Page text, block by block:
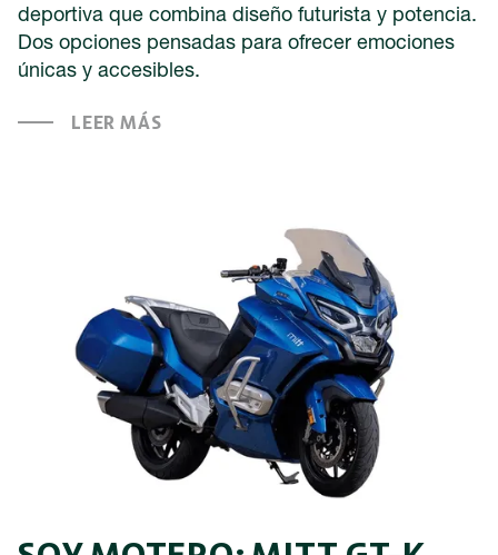
deportiva que combina diseño futurista y potencia.
Dos opciones pensadas para ofrecer emociones
únicas y accesibles.
LEER MÁS